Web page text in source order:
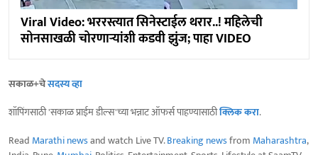
Viral Video: भररस्त्यात सिनेस्टाईल थरार..! महिलेची
सोनसाखळी चोरणाऱ्यांशी कडवी झुंज; पाहा VIDEO
सकाळ+चेसदस्य व्हा
शॉपिंगसाठी 'सकाळ प्राईम डील्स'च्या भन्नाट ऑफर्स पाहण्यासाठीक्लिक करा.
Read Marathi newsand watch Live TV.Breaking newsfrom Maharashtra,